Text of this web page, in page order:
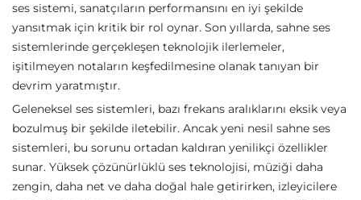
ses sistemi, sanatçıların performansını en iyi şekilde
yansıtmak için kritik bir rol oynar. Son yıllarda, sahne ses
sistemlerinde gerçekleşen teknolojik ilerlemeler,
işitilmeyen notaların keşfedilmesine olanak tanıyan bir
devrim yaratmıştır.
Geleneksel ses sistemleri, bazı frekans aralıklarını eksik veya
bozulmuş bir şekilde iletebilir. Ancak yeni nesil sahne ses
sistemleri, bu sorunu ortadan kaldıran yenilikçi özellikler
sunar. Yüksek çözünürlüklü ses teknolojisi, müziği daha
zengin, daha net ve daha doğal hale getirirken, izleyicilere